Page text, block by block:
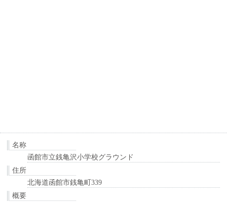
名称
函館市立銭亀沢小学校グラウンド
住所
北海道函館市銭亀町339
概要